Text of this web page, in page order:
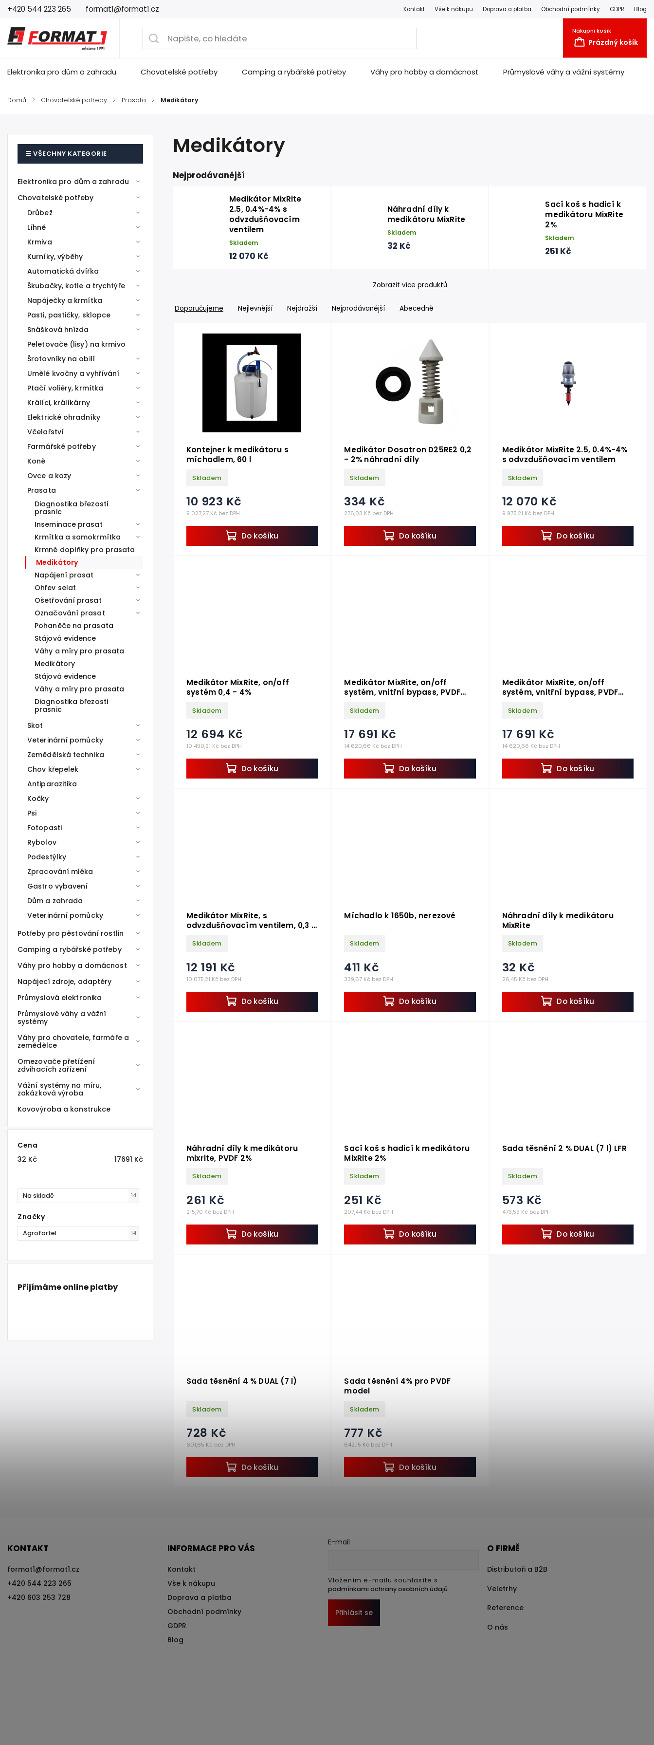
+420 544 223 265 format1@format1.cz Kontakt Vše k nákupu Doprava a platba Obchodní podmínky GDPR Blog
Nákupní košík
Prázdný košík
Elektronika pro dům a zahradu Chovatelské potřeby Camping a rybářské potřeby Váhy pro hobby a domácnost Průmyslové váhy a vážní systémy
Domů / Chovatelské potřeby / Prasata / Medikátory
Elektronika pro dům a zahradu
Chovatelské potřeby
Drůbež
Líhně
Krmiva
Kurníky, výběhy
Automatická dvířka
Škubačky, kotle a trychtýře
Napáječky a krmítka
Pasti, pastičky, sklopce
Snášková hnízda
Peletovače (lisy) na krmivo
Šrotovníky na obilí
Umělé kvočny a vyhřívání
Ptačí voliéry, krmítka
Králíci, králíkárny
Elektrické ohradníky
Včelařství
Farmářské potřeby
Koně
Ovce a kozy
Prasata
Diagnostika březosti
prasnic
Inseminace prasat
Krmítka a samokrmítka
Krmné doplňky pro prasata
Medikátory
Napájení prasat
Ohřev selat
Ošetřování prasat
Označování prasat
Pohaněče na prasata
Stájová evidence
Váhy a míry pro prasata
Medikátory
Stájová evidence
Váhy a míry pro prasata
Diagnostika březosti
prasnic
Skot
Veterinární pomůcky
Zemědělská technika
Chov křepelek
Antiparazitika
Kočky
Psi
Fotopasti
Rybolov
Podestýlky
Zpracování mléka
Gastro vybavení
Dům a zahrada
Veterinární pomůcky
Potřeby pro pěstování rostlin
Camping a rybářské potřeby
Váhy pro hobby a domácnost
Napájecí zdroje, adaptéry
Průmyslová elektronika
Průmyslové váhy a vážní
systémy
Váhy pro chovatele, farmáře a
zemědělce
Omezovače přetížení
zdvihacích zařízení
Vážní systémy na míru,
zakázková výroba
Kovovýroba a konstrukce
Cena
32 Kč 17691 Kč
Na skladě 14
Značky
Agrofortel 14
Přijímáme online platby
Medikátory
Nejprodávanější
Medikátor MixRite
2.5, 0.4%-4% s
odvzdušňovacím
ventilem
Skladem
12 070 Kč
Náhradní díly k
medikátoru MixRite
Skladem
32 Kč
Sací koš s hadicí k
medikátoru MixRite
2%
Skladem
251 Kč
Zobrazit více produktů
Doporučujeme Nejlevnější Nejdražší Nejprodávanější Abecedně
Kontejner k medikátoru s
míchadlem, 60 l
Skladem
9 027,27 Kč bez DPH
10 923 Kč
Do košíku
Medikátor Dosatron D25RE2 0,2
- 2% náhradní díly
Skladem
276,03 Kč bez DPH
334 Kč
Do košíku
Medikátor MixRite 2.5, 0.4%-4%
s odvzdušňovacím ventilem
Skladem
9 975,21 Kč bez DPH
12 070 Kč
Do košíku
Medikátor MixRite, on/off
systém 0,4 - 4%
Skladem
10 490,91 Kč bez DPH
12 694 Kč
Do košíku
Medikátor MixRite, on/off
systém, vnitřní bypass, PVDF
Skladem
14 620,66 Kč bez DPH
17 691 Kč
Do košíku
Medikátor MixRite, on/off
systém, vnitřní bypass, PVDF
Skladem
14 620,66 Kč bez DPH
17 691 Kč
Do košíku
Medikátor MixRite, s
odvzdušňovacím ventilem, 0,3 -
Skladem
10 075,21 Kč bez DPH
12 191 Kč
Do košíku
Míchadlo k 1650b, nerezové
Skladem
339,67 Kč bez DPH
411 Kč
Do košíku
Náhradní díly k medikátoru
MixRite
Skladem
26,45 Kč bez DPH
32 Kč
Do košíku
Náhradní díly k medikátoru
mixrite, PVDF 2%
Skladem
215,70 Kč bez DPH
261 Kč
Do košíku
Sací koš s hadicí k medikátoru
MixRite 2%
Skladem
207,44 Kč bez DPH
251 Kč
Do košíku
Sada těsnění 2 % DUAL (7 l) LFR
Skladem
473,55 Kč bez DPH
573 Kč
Do košíku
Sada těsnění 4 % DUAL (7 l)
Skladem
601,65 Kč bez DPH
728 Kč
Do košíku
Sada těsnění 4% pro PVDF
model
Skladem
642,15 Kč bez DPH
777 Kč
Do košíku
KONTAKT
format1@format1.cz
+420 544 223 265
+420 603 253 728
INFORMACE PRO VÁS
Kontakt
Vše k nákupu
Doprava a platba
Obchodní podmínky
GDPR
Blog
E-mail
Vložením e-mailu souhlasíte s
podmínkami ochrany osobních údajů
Přihlásit se
O FIRMĚ
Distributoři a B2B
Veletrhy
Reference
O nás